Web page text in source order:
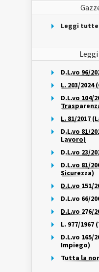
Leggi tutte
D.L.vo 96/
L. 203/
D.L.vo 104/
L. 81/2017
D.L.vo 81/
Lavoro)
D.L.vo 23/
D.L.vo 81/
Sicurezza)
D.L.vo 151/
D.L.vo 66/
D.L.vo 276/
L. 977/
D.L.vo 165/
Impiego)
Tutta la